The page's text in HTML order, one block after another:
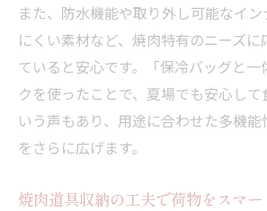
また、防水機能や取り外し可能なイ
にくい素材など、焼肉特有のニーズに
ていると安心です。「保冷バッグと一
クを使ったことで、夏場でも安心して
いう声もあり、用途に合わせた多機
をさらに広げます。
焼肉道具収納の工夫で荷物をスマ